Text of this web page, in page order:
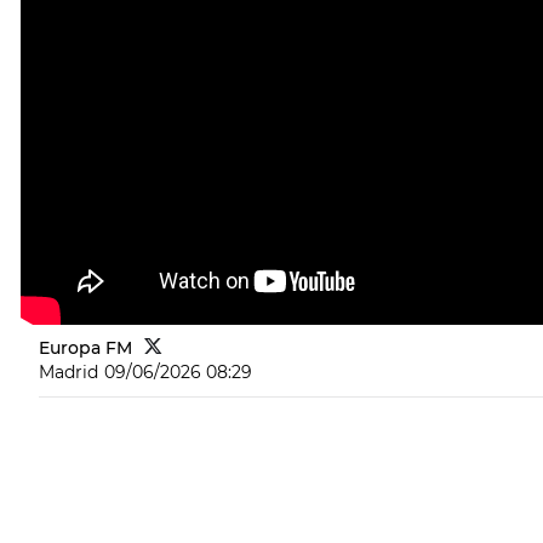
Europa FM
Madrid 09/06/2026 08:29